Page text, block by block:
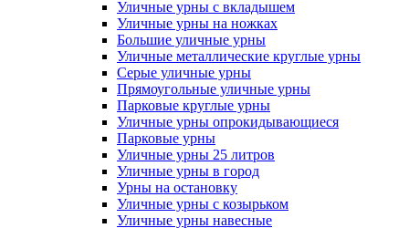
Уличные урны с вкладышем
Уличные урны на ножках
Большие уличные урны
Уличные металлические круглые урны
Серые уличные урны
Прямоугольные уличные урны
Парковые круглые урны
Уличные урны опрокидывающиеся
Парковые урны
Уличные урны 25 литров
Уличные урны в город
Урны на остановку
Уличные урны с козырьком
Уличные урны навесные